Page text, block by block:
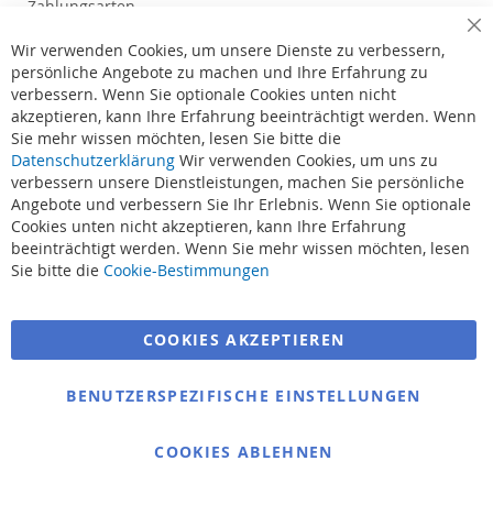
Zahlungsarten
Bestellvorgang
Versand und Lieferung
Zielfischprogramm
Karpfenprogramm
Friedfischprogramm
Raubfischprogramm
Wir verwenden Cookies, um unsere Dienste zu verbessern,
persönliche Angebote zu machen und Ihre Erfahrung zu
verbessern. Wenn Sie optionale Cookies unten nicht
akzeptieren, kann Ihre Erfahrung beeinträchtigt werden. Wenn
Sie mehr wissen möchten, lesen Sie bitte die
Datenschutzerklärung Wir verwenden Cookies, um uns zu
verbessern unsere Dienstleistungen, machen Sie persönliche
Angebote und verbessern Sie Ihr Erlebnis. Wenn Sie optionale
Cookies unten nicht akzeptieren, kann Ihre Erfahrung
beeinträchtigt werden. Wenn Sie mehr wissen möchten, lesen
Sie bitte die Cookie-Bestimmungen
COOKIES AKZEPTIEREN
BENUTZERSPEZIFISCHE EINSTELLUNGEN
COOKIES ABLEHNEN